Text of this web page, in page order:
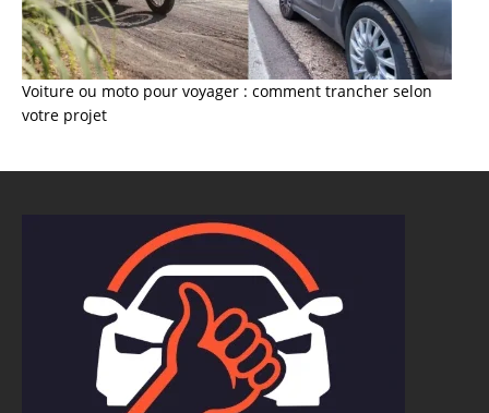
Voiture ou moto pour voyager : comment trancher selon
votre projet